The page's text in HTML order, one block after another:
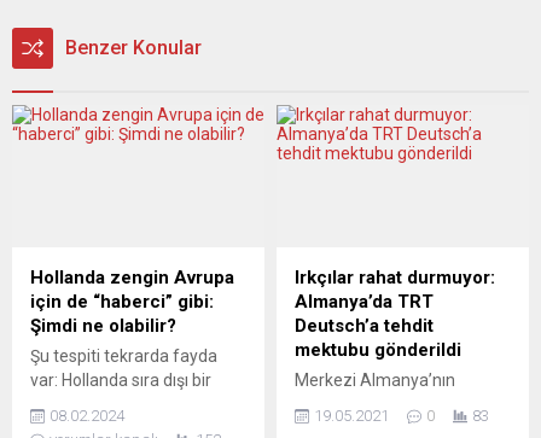
Benzer Konular
Hollanda zengin Avrupa
için de “haberci” gibi:
Şimdi ne olabilir?
Şu tespiti tekrarda fayda
var: Hollanda sıra dışı bir
Siyaseti de sıra dışı.
08.02.2024
Irkçılar rahat durmuyor:
Almanya’da TRT
Deutsch’a tehdit
mektubu gönderildi
Merkezi Almanya’nın
TRT’nin Almanca haber
19.05.2021 0 83